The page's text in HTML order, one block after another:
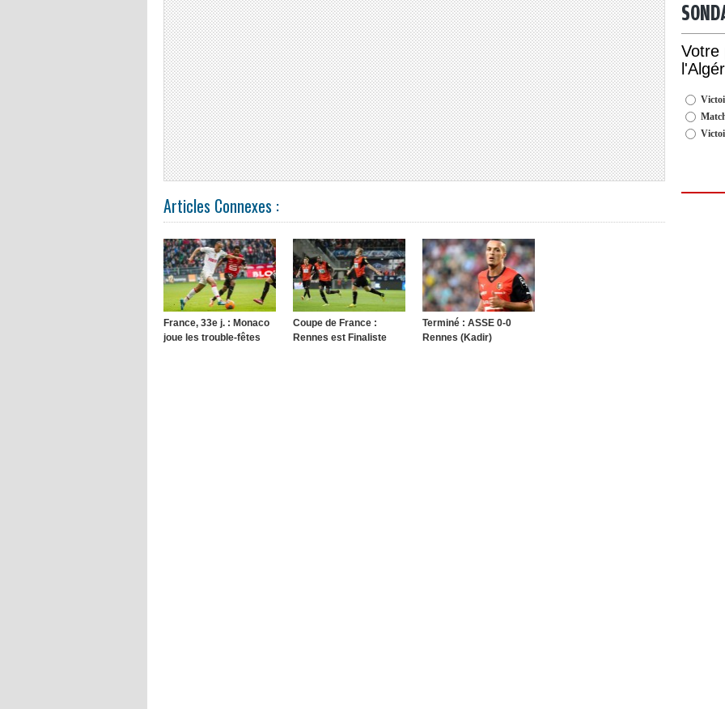
Articles Connexes :
France, 33e j. : Monaco
joue les trouble-fêtes
Coupe de France :
Rennes est Finaliste
Terminé : ASSE 0-0
Rennes (Kadir)
Votre